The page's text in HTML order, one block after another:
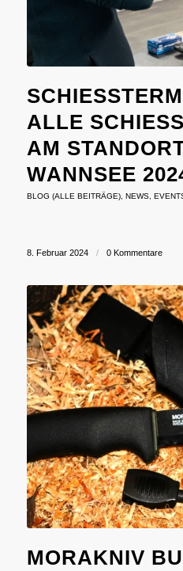
LLE
STANDORT
NNSEE 2024
BLOG (ALLE BEITRÄGE), NEWS,
8. Februar 2024 / 0 Kommentare
MORAKNIV